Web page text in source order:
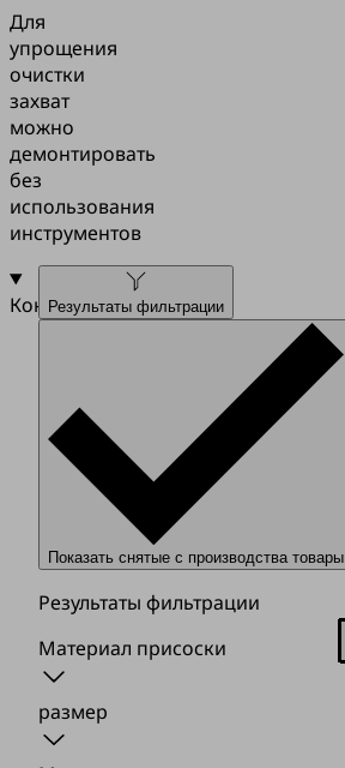
Для
упрощения
очистки
захват
можно
демонтировать
без
использования
инструментов
Конструкция
Результаты фильтрации
Показать снятые с производства товары
Результаты фильтрации
Материал присоски
размер